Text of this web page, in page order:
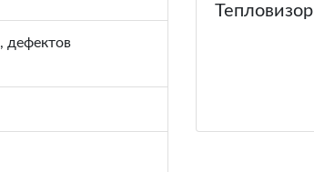
дефектов
Тепловизор